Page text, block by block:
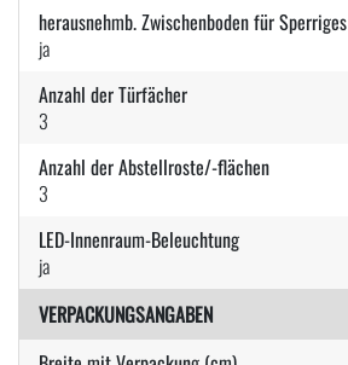
herausnehmb. Zwischenboden für Sperriges
ja
Anzahl der Türfächer
3
Anzahl der Abstellroste/-flächen
3
LED-Innenraum-Beleuchtung
ja
VERPACKUNGSANGABEN